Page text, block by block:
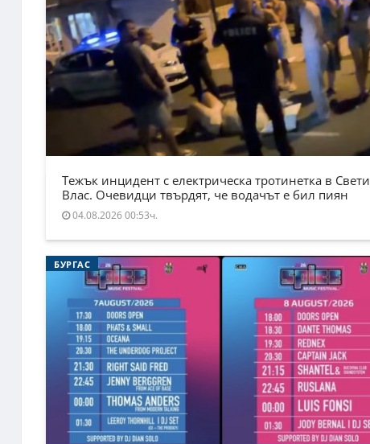
Тежък инцидент с електрическа тротинетка в Свети
Влас. Очевидци твърдят, че водачът е бил пиян
04.08.2026 00:53ч.
БУРГАС